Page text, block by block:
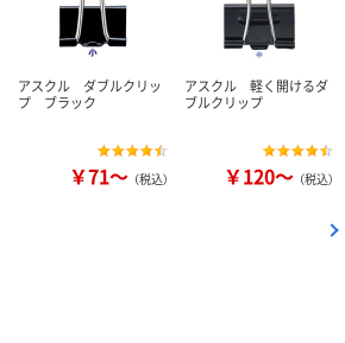
アスクル ダブルクリッ
プ ブラック
￥71～ （税込）
アスクル 軽く開けるダ
ブルクリップ
￥120～ （税込）